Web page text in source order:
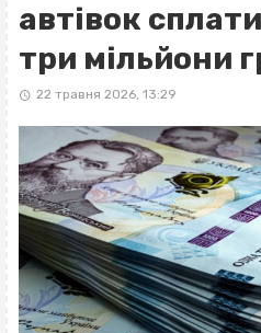
автівок
три мільйони
22 травня 2026, 13:29